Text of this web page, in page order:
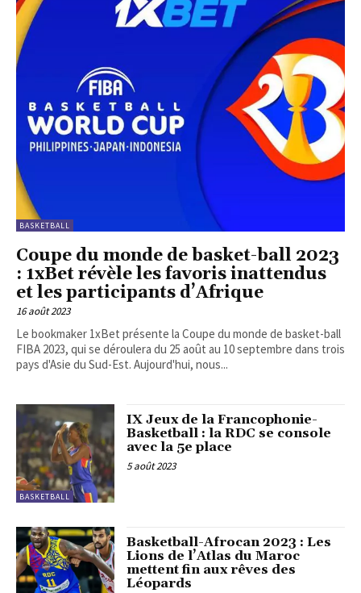
BASKETBALL
Coupe du monde de basket-ball 2023
: 1xBet révèle les favoris inattendus
et les participants d’Afrique
16 août 2023
Le bookmaker 1xBet présente la Coupe du monde de basket-ball
FIBA 2023, qui se déroulera du 25 août au 10 septembre dans trois
pays d'Asie du Sud-Est. Aujourd'hui, nous...
BASKETBALL
IX Jeux de la Francophonie-
Basketball : la RDC se console
avec la 5e place
5 août 2023
Basketball-Afrocan 2023 : Les
Lions de l’Atlas du Maroc
mettent fin aux rêves des
Léopards